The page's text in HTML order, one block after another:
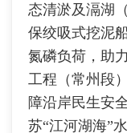
态清淤及滆湖
保绞吸式挖泥
氮磷负荷，助
工程（常州段
障沿岸民生安
苏“江河湖海”